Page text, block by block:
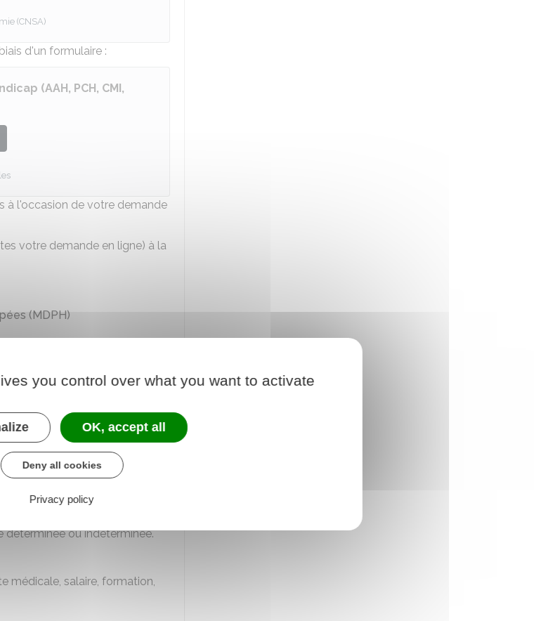
(CNSA)
d'un formulaire :
(AAH, PCH, CMI,
à l'occasion de votre demande
votre demande en ligne) à la
(MDPH)
de travail le plus adapté
intègre le milieu
soumis aux dispositions du
à l'entreprise qui vous
déterminée ou indéterminée.
médicale, salaire, formation,
you control over what you want to activate
OK, accept all
Deny all cookies
Privacy policy